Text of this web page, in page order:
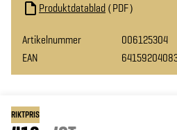
Produktdatablad PDF
Artikelnummer
006125304
EAN
RIKTPRIS